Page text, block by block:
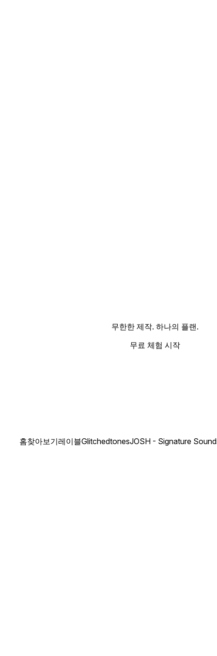
무한한 제작. 하나의 플랜.
무료 체험 시작
홈찾아보기레이블GlitchedtonesJOSH - Signature